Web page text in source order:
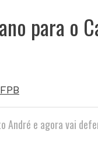
para o
André e agora vai